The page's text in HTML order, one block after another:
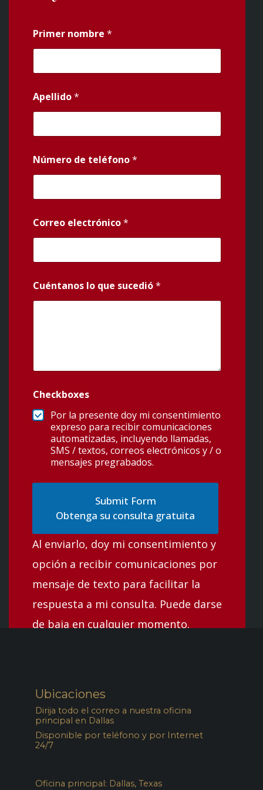
Primer nombre *
Apellido*
Número de teléfono*
Correo electrónico*
Cuéntanos lo que sucedió*
Checkboxes
Por la presente doy mi consentimiento
expreso para recibir comunicaciones
automatizadas, incluyendo llamadas,
SMS / textos, correos electrónicos y / o
mensajes pregrabados.
Obtenga su consulta gratuita
Al enviarlo, doy mi consentimiento y
opción a recibir comunicaciones por
mensaje de texto para facilitar la
respuesta a mi consulta. Puede darse
de baja en cualquier momento.
Ubicaciones
Dirija todo el correo a nuestra oficina
principal en Dallas
Disponible por teléfono y por Internet
24/7
Oficina principal: Dallas, Texas